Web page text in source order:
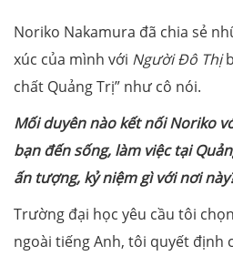
Noriko Nakamura đã chia sẻ
xúc của mình với Người Đô Thị
chất Quảng Trị” như cô nói.
Mối duyên nào kết nối Noriko
bạn đến sống, làm việc tại
ấn tượng, kỷ niệm gì với nơi
Trường đại học yêu cầu tôi
ngoài tiếng Anh, tôi quyết định